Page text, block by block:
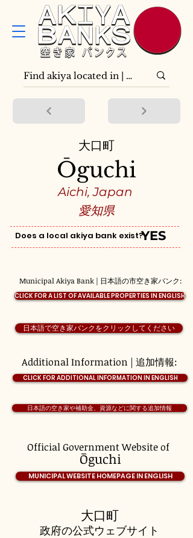
大口町
YES
Ōguchi
MUNICIPAL WEBSITE HOMEPAGE IN ENGLISH
Official Government Website of
CLICK FOR A LIST OF AVAILABLE PROPERTIES IN ENGLISH
Aichi, Japan
Additional Information | 追加情報:
Municipal Akiya Bank | 日本語の市空き家バンク:
Ōguchi
Does a local akiya bank exist?
CLICK FOR ADDITIONAL INFORMATION IN ENGLISH
日本語で空き家バンクをクリックしてください
日本語の空き家や補助金、資源などに関する追加情報
大口町
政府の公式ウェブサイト
愛知県